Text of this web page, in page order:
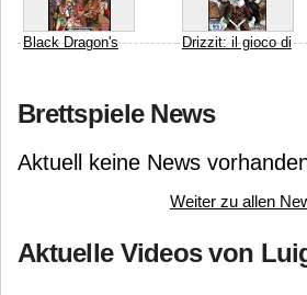
Black Dragon's
Luigi Cecchi Zemilio
Drizzit: il gioco di
Brettspiele News
Aktuell keine News
Weiter zu allen
Aktuelle Videos von